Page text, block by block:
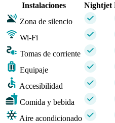
Instalaciones
Nightjet
Zona de silencio
Wi-Fi
Tomas de corriente
Equipaje
Accesibilidad
Comida y bebida
Aire acondicionado